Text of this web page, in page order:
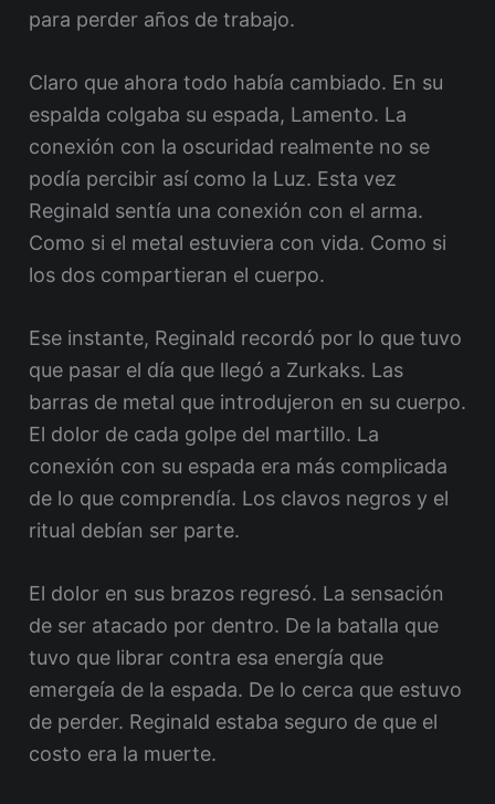
para perder años de trabajo.
Claro que ahora todo había cambiado. En su
espalda colgaba su espada, Lamento. La
conexión con la oscuridad realmente no se
podía percibir así como la Luz. Esta vez
Reginald sentía una conexión con el arma.
Como si el metal estuviera con vida. Como si
los dos compartieran el cuerpo.
Ese instante, Reginald recordó por lo que tuvo
que pasar el día que llegó a Zurkaks. Las
barras de metal que introdujeron en su cuerpo.
El dolor de cada golpe del martillo. La
conexión con su espada era más complicada
de lo que comprendía. Los clavos negros y el
ritual debían ser parte.
El dolor en sus brazos regresó. La sensación
de ser atacado por dentro. De la batalla que
tuvo que librar contra esa energía que
emergeía de la espada. De lo cerca que estuvo
de perder. Reginald estaba seguro de que el
costo era la muerte.